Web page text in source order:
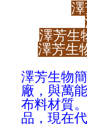
澤芳生
澤芳生
澤芳生物
廠，與萬
布料材質
品，現在